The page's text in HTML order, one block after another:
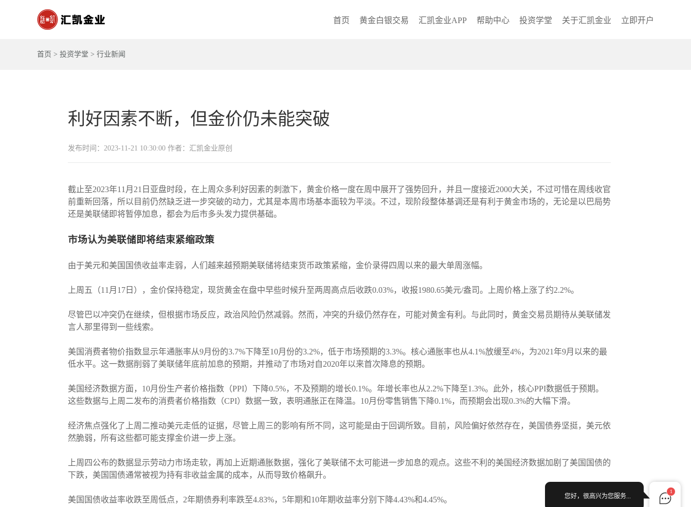
首页 黄金白银交易 汇凯金业APP 帮助中心 投资学堂 关于汇凯金业 立即开户
首页 > 投资学堂 > 行业新闻
利好因素不断，但金价仍未能突破
发布时间：2023-11-21 10:30:00 作者：汇凯金业原创
截止至2023年11月21日亚盘时段，在上周众多利好因素的刺激下，黄金价格一度在周中展开了强势回升，并且一度接近2000大关，不过可惜在周线收官
前重新回落，所以目前仍然缺乏进一步突破的动力，尤其是本周市场基本面较为平淡。不过，现阶段整体基调还是有利于黄金市场的，无论是以巴局势
还是美联储即将暂停加息，都会为后市多头发力提供基础。
市场认为美联储即将结束紧缩政策
由于美元和美国国债收益率走弱，人们越来越预期美联储将结束货币政策紧缩，金价录得四周以来的最大单周涨幅。
上周五（11月17日），金价保持稳定，现货黄金在盘中早些时候升至两周高点后收跌0.03%，收报1980.65美元/盎司。上周价格上涨了约2.2%。
尽管巴以冲突仍在继续，但根据市场反应，政治风险仍然减弱。然而，冲突的升级仍然存在，可能对黄金有利。与此同时，黄金交易员期待从美联储发
言人那里得到一些线索。
美国消费者物价指数显示年通胀率从9月份的3.7%下降至10月份的3.2%，低于市场预期的3.3%。核心通胀率也从4.1%放缓至4%，为2021年9月以来的最
低水平。这一数据削弱了美联储年底前加息的预期，并推动了市场对自2020年以来首次降息的预期。
美国经济数据方面，10月份生产者价格指数（PPI）下降0.5%，不及预期的增长0.1%。年增长率也从2.2%下降至1.3%。此外，核心PPI数据低于预期。
这些数据与上周二发布的消费者价格指数（CPI）数据一致，表明通胀正在降温。10月份零售销售下降0.1%，而预期会出现0.3%的大幅下滑。
经济焦点强化了上周二推动美元走低的证据，尽管上周三的影响有所不同，这可能是由于回调所致。目前，风险偏好依然存在，美国债券坚挺，美元依
然脆弱，所有这些都可能支撑金价进一步上涨。
上周四公布的数据显示劳动力市场走软，再加上近期通胀数据，强化了美联储不太可能进一步加息的观点。这些不利的美国经济数据加剧了美国国债的
下跌，美国国债通常被视为持有非收益金属的成本，从而导致价格飙升。
美国国债收益率收跌至周低点，2年期债券利率跌至4.83%，5年期和10年期收益率分别下降4.43%和4.45%。
1
您好，很高兴为您服务...